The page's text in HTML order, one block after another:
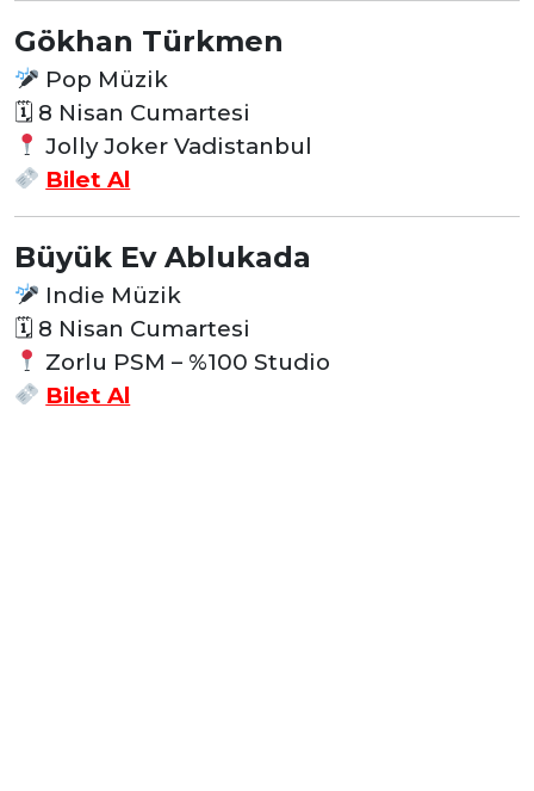
Gökhan Türkmen
Pop Müzik
🗓 8 Nisan Cumartesi
Jolly Joker Vadistanbul
Bilet Al
Büyük Ev Ablukada
Indie Müzik
🗓 8 Nisan Cumartesi
Zorlu PSM – %100 Studio
Bilet Al